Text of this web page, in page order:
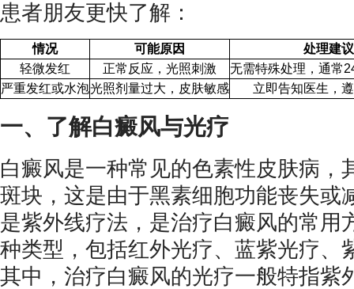
患者朋友更快了解：
情况 可能原因
处理建议
轻微发红
正常反应，光照刺激
无需特殊处理，通常
严重发红或水泡光照剂量过大，皮肤敏感 立即告知医生，
一、了解白癜风与光疗
白癜风是一种常见的色素性皮肤病，
斑块，这是由于黑素细胞功能丧失或
是紫外线疗法，是治疗白癜风的常用
种类型，包括红外光疗、蓝紫光疗、
其中，治疗白癜风的光疗一般特指紫